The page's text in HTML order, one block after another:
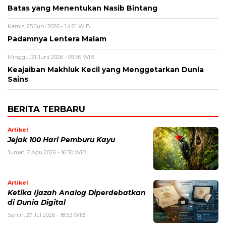
Batas yang Menentukan Nasib Bintang
Kamis, 25 Juni 2026 - 14:21 WIB
Padamnya Lentera Malam
Minggu, 21 Juni 2026 - 09:56 WIB
Keajaiban Makhluk Kecil yang Menggetarkan Dunia
Sains
BERITA TERBARU
Artikel
Jejak 100 Hari Pemburu Kayu
Jumat, 7 Agu 2026 - 16:30 WIB
Artikel
Ketika Ijazah Analog Diperdebatkan
di Dunia Digital
Senin, 27 Jul 2026 - 18:53 WIB